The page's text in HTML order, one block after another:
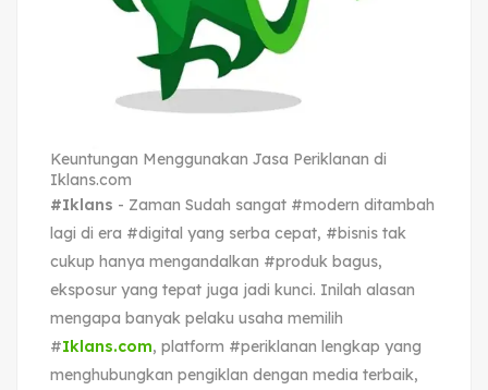
Keuntungan Menggunakan Jasa Periklanan di
Iklans.com
#Iklans - Zaman Sudah sangat #modern ditambah
lagi di era #digital yang serba cepat, #bisnis tak
cukup hanya mengandalkan #produk bagus,
eksposur yang tepat juga jadi kunci. Inilah alasan
mengapa banyak pelaku usaha memilih
#Iklans.com, platform #periklanan lengkap yang
menghubungkan pengiklan dengan media terbaik,